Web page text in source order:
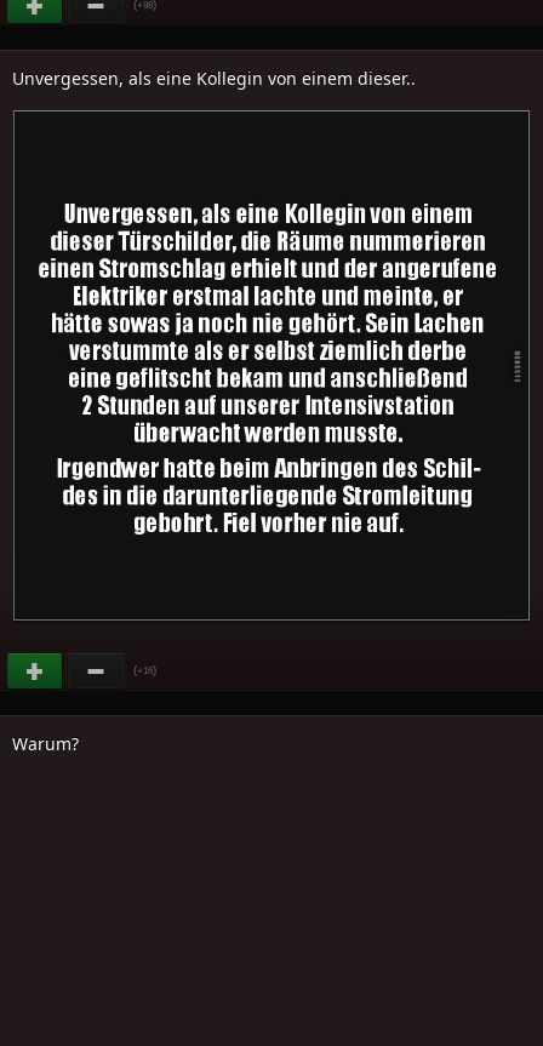
(+98)
Unvergessen, als eine Kollegin von einem dieser..
(+16)
Warum?